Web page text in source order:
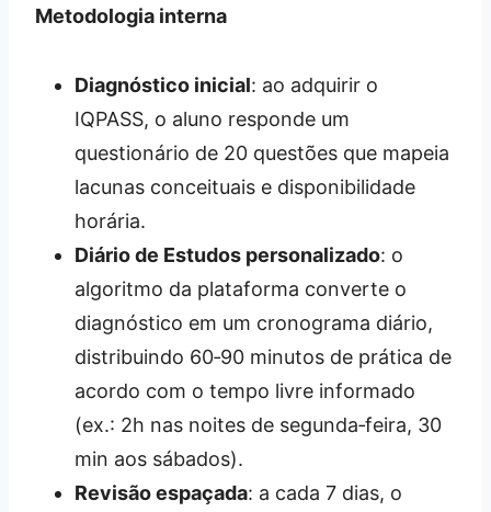
Metodologia interna
Diagnóstico inicial: ao adquirir o
IQPASS, o aluno responde um
questionário de 20 questões que mapeia
lacunas conceituais e disponibilidade
horária.
Diário de Estudos personalizado: o
algoritmo da plataforma converte o
diagnóstico em um cronograma diário,
distribuindo 60‑90 minutos de prática de
acordo com o tempo livre informado
(ex.: 2h nas noites de segunda‑feira, 30
min aos sábados).
Revisão espaçada: a cada 7 dias, o